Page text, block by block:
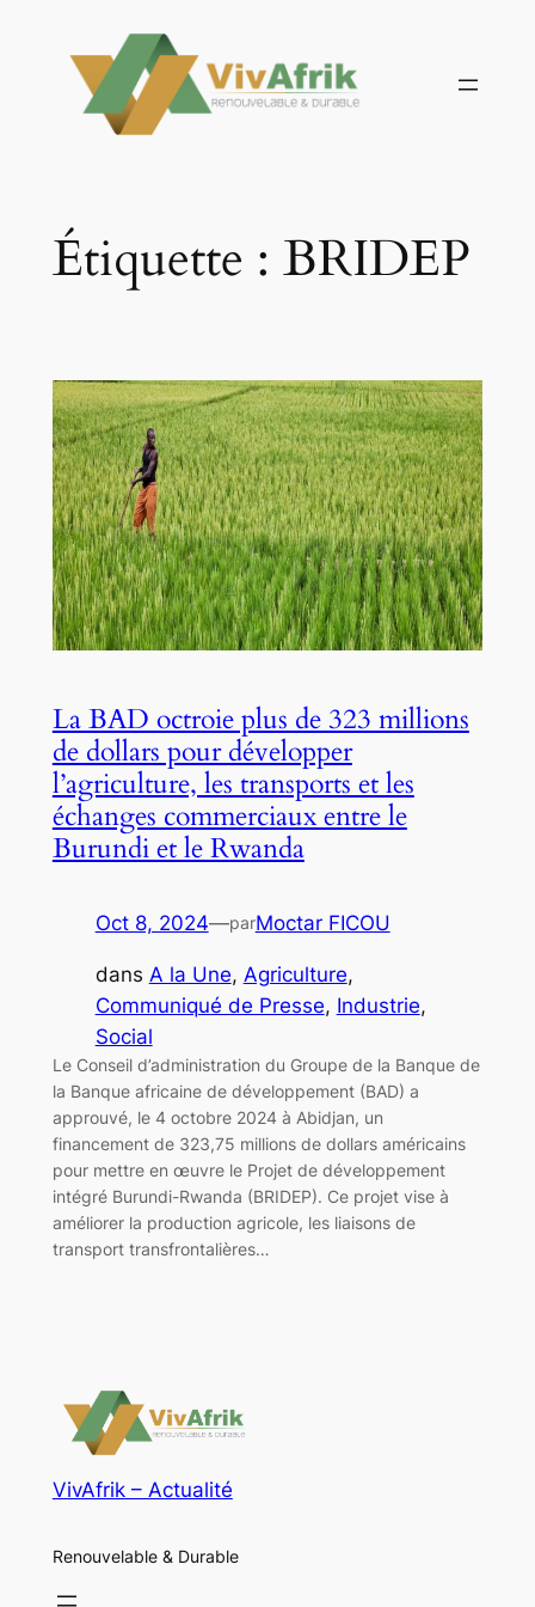
contenu
Étiquette : BRIDEP
La BAD octroie plus de 323 millions
de dollars pour développer
l’agriculture, les transports et les
échanges commerciaux entre le
Burundi et le Rwanda
Oct 8, 2024—parMoctar FICOU
dans A la Une, Agriculture
Communiqué de Presse, Industrie
Social
Le Conseil d’administration du Groupe de la Banque de
la Banque africaine de développement (BAD) a
approuvé, le 4 octobre 2024 à Abidjan, un
financement de 323,75 millions de dollars américains
pour mettre en œuvre le Projet de développement
intégré Burundi-Rwanda (BRIDEP). Ce projet vise à
améliorer la production agricole, les liaisons de
transport transfrontalières…
VivAfrik – Actualité
Renouvelable & Durable